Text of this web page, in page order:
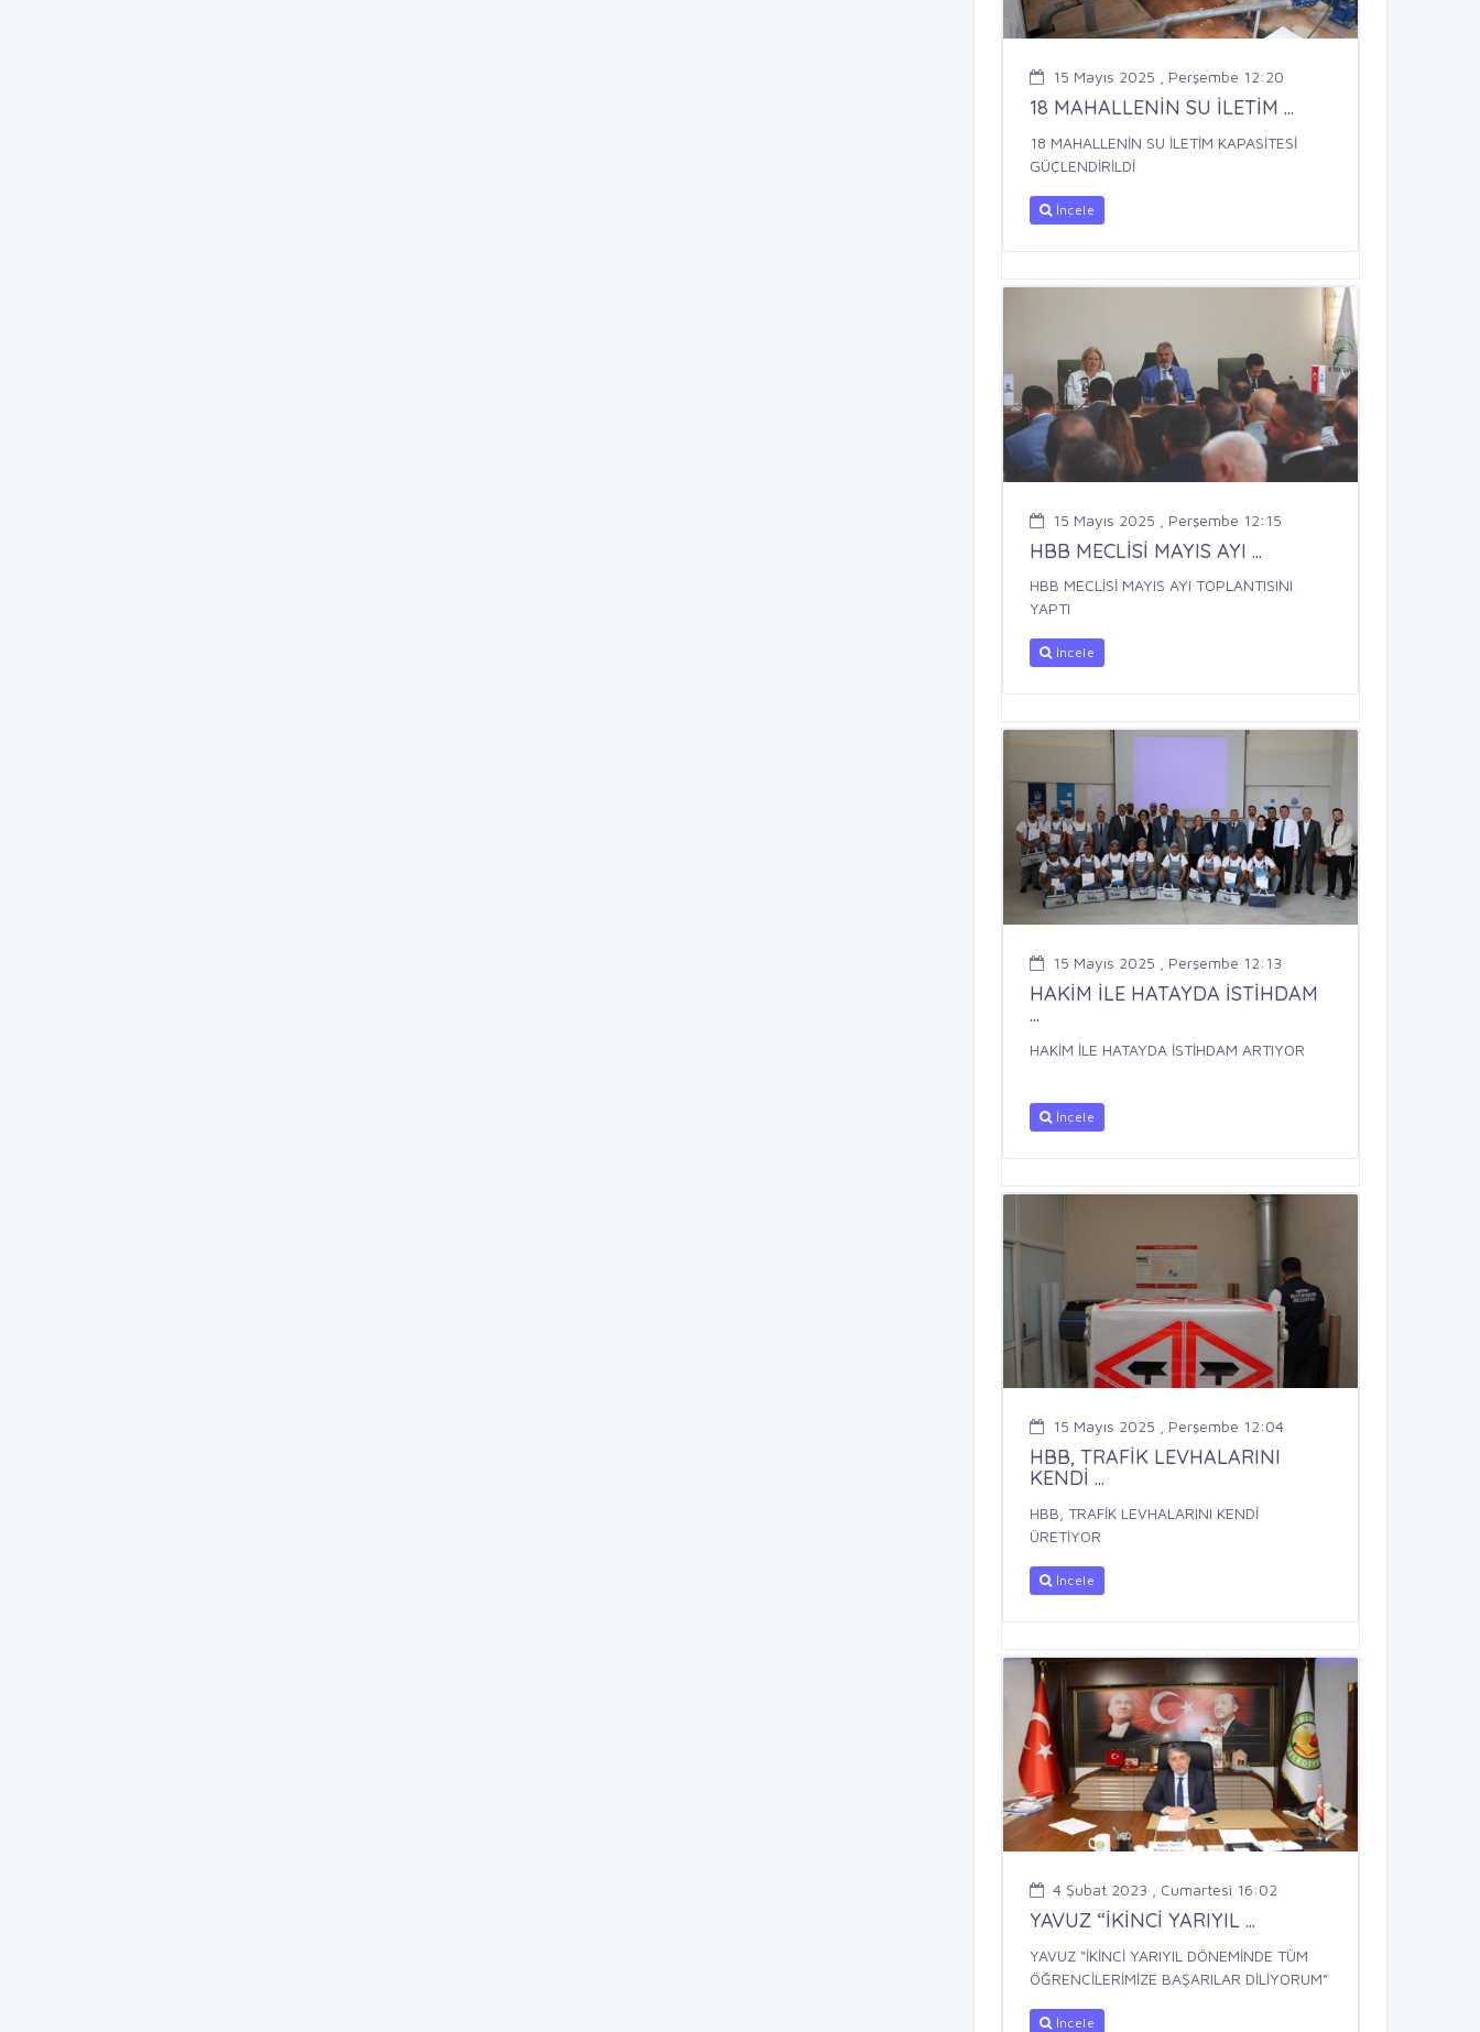
15 Mayıs 2025 , Perşembe 12:20
18 MAHALLENİN SU İLETİM ...
18 MAHALLENİN SU İLETİM KAPASİTESİ
GÜÇLENDİRİLDİ
İncele
15 Mayıs 2025 , Perşembe 12:15
HBB MECLİSİ MAYIS AYI ...
HBB MECLİSİ MAYIS AYI TOPLANTISINI
YAPTI
İncele
15 Mayıs 2025 , Perşembe 12:13
HAKİM İLE HATAYDA İSTİHDAM
...
HAKİM İLE HATAYDA İSTİHDAM ARTIYOR
İncele
15 Mayıs 2025 , Perşembe 12:04
HBB, TRAFİK LEVHALARINI
KENDİ ...
HBB, TRAFİK LEVHALARINI KENDİ
ÜRETİYOR
İncele
4 Şubat 2023 , Cumartesi 16:02
YAVUZ “İKİNCİ YARIYIL ...
YAVUZ “İKİNCİ YARIYIL DÖNEMİNDE TÜM
ÖĞRENCİLERİMİZE BAŞARILAR DİLİYORUM”
İncele